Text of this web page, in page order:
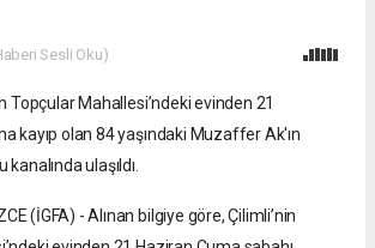
Sesli Oku)
Topçular Mahallesi’ndeki evinden 21
kayıp olan 84 yaşındaki Muzaffer Ak'ın
ulaşıldı.
(İGFA) - Alınan bilgiye göre, Çilimli’nin